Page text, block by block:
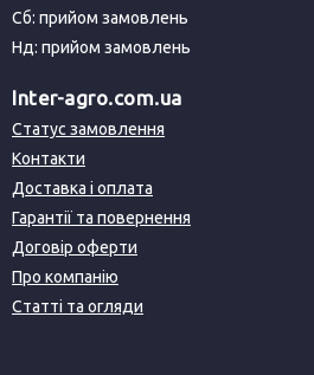
Сб: прийом замовлень
Нд: прийом замовлень
Inter-agro.com.ua
Статус замовлення
Контакти
Доставка і оплата
Гарантії та повернення
Договір оферти
Про компанію
Статті та огляди